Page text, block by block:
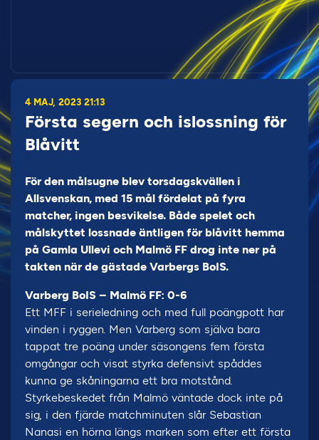
4 MAJ, 2023 21:13
Första segern och islossning för
Blåvitt
För den målsugne blev torsdagskvällen i
Allsvenskan, med 15 mål fördelat på fyra
matcher, ingen besvikelse. Både spelet och
målskyttet lossnade äntligen för blåvitt hemma
på Gamla Ullevi och Malmö FF drog inte ner på
takten när de gästade Varbergs BoIS.
Varberg BoIS – Malmö FF: 0-6
Ett MFF i serieledning och med full poängpott har
vinden i ryggen. Men Varberg som själva bara
tappat tre poäng under säsongens fem första
omgångar och visat styrka defensivt spåddes
kunna ge skåningarna ett bra motstånd.
Styrkebeskedet från Malmö väntade dock inte på
sig, i den fjärde matchminuten slår Sebastian
Nanasi en hörna längs marken som efter ett första